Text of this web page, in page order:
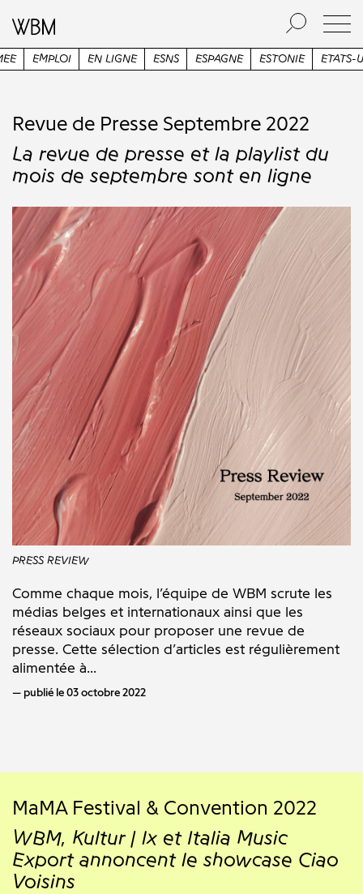
ESPAGNE ESTONIE ETATS-UNIS ETUDES FESTIVAL
Revue de Presse Septembre 2022
La revue de presse et la playlist du
mois de septembre sont en ligne
PRESS REVIEW
Comme chaque mois, l’équipe de WBM scrute les
médias belges et internationaux ainsi que les
réseaux sociaux pour proposer une revue de
presse. Cette sélection d’articles est régulièrement
alimentée à...
publié le 03 octobre 2022
MaMA Festival & Convention 2022
WBM, Kultur | lx et Italia Music
Export annoncent le showcase Ciao
Voisins